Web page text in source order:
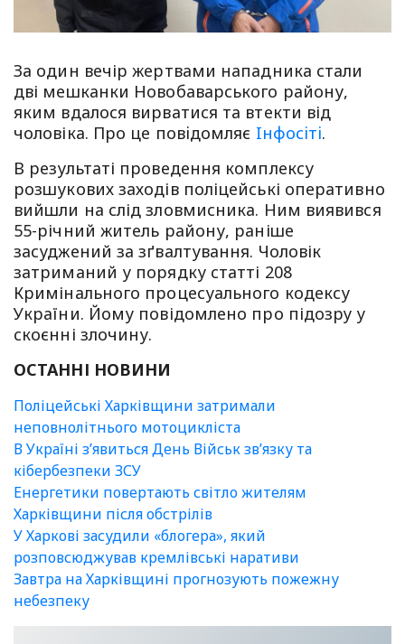
За один вечір жертвами нападника стали
дві мешканки Новобаварського району,
яким вдалося вирватися та втекти від
чоловіка. Про це повiдомляє Iнфосiтi.
В результаті проведення комплексу
розшукових заходів поліцейські оперативно
вийшли на слід зловмисника. Ним виявився
55-річний житель району, раніше
засуджений за зґвалтування. Чоловік
затриманий у порядку статті 208
Кримінального процесуального кодексу
України. Йому повідомлено про підозру у
скоєнні злочину.
ОСТАННІ НОВИНИ
Поліцейські Харківщини затримали
неповнолітнього мотоцикліста
В Україні зʼявиться День Військ зв’язку та
кібербезпеки ЗСУ
Енергетики повертають світло жителям
Харківщини після обстрілів
У Харкові засудили «блогера», який
розповсюджував кремлівські наративи
Завтра на Харківщині прогнозують пожежну
небезпеку